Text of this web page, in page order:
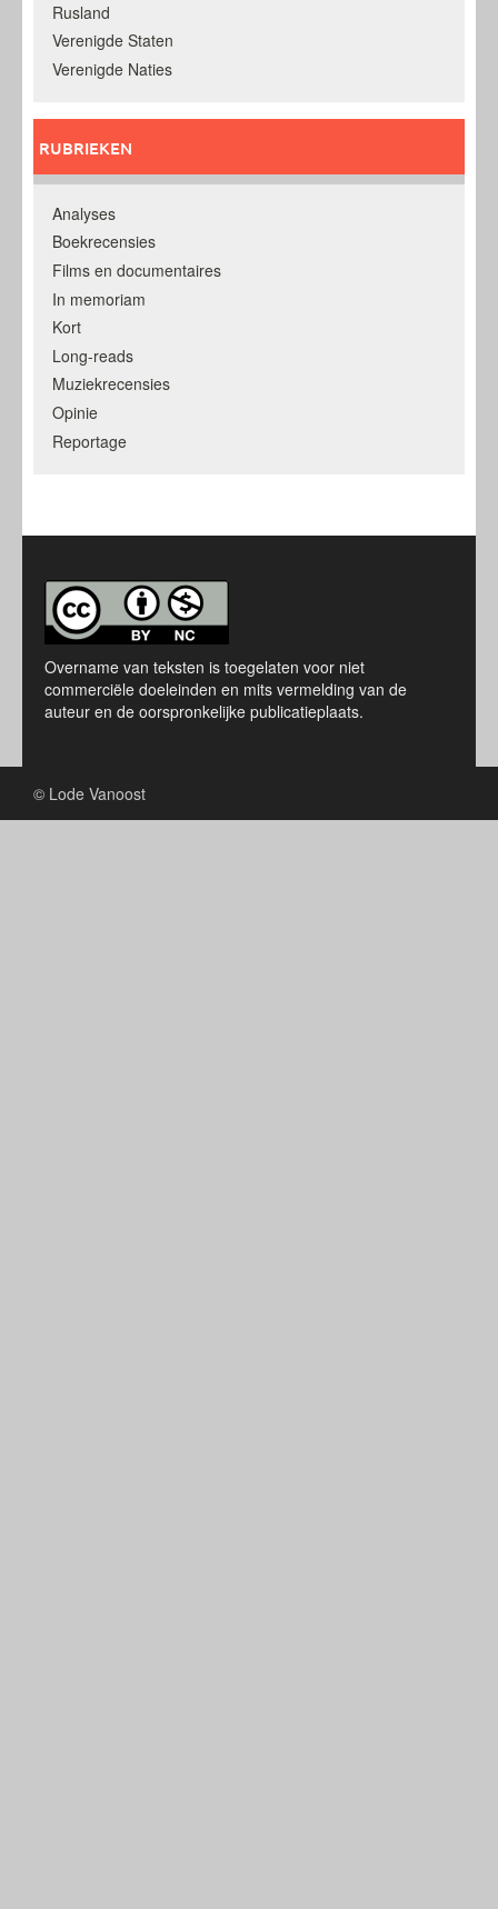
Rusland
Verenigde Staten
Verenigde Naties
RUBRIEKEN
Analyses
Boekrecensies
Films en documentaires
In memoriam
Kort
Long-reads
Muziekrecensies
Opinie
Reportage
Overname van teksten is toegelaten voor niet
commerciële doeleinden en mits vermelding van de
auteur en de oorspronkelijke publicatieplaats.
© Lode Vanoost